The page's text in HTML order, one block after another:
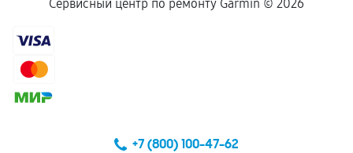
Сервисный центр по ремонту Garmin © 2026
+7 (800) 100-47-62